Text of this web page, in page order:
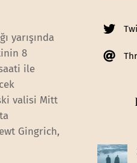
yarışında
8
ile
valisi Mitt
Gingrich,